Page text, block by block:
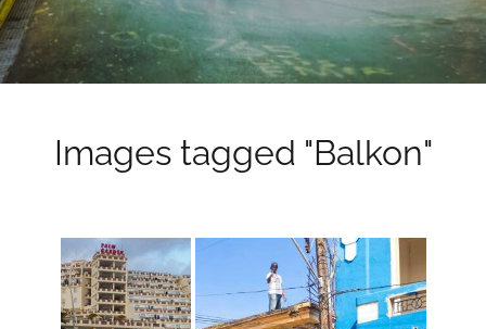
Images tagged "Balkon"